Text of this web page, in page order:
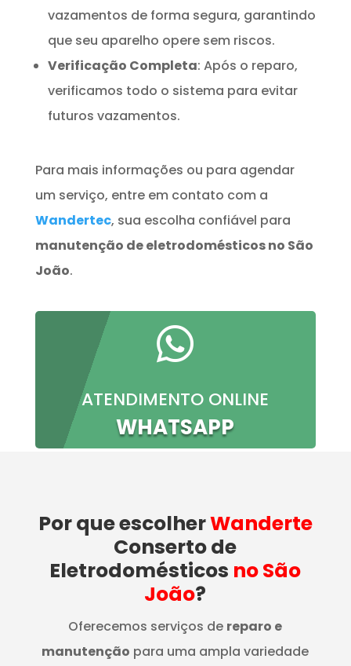
vazamentos de forma segura, garantindo
que seu aparelho opere sem riscos.
Verificação Completa: Após o reparo,
verificamos todo o sistema para evitar
futuros vazamentos.
Para mais informações ou para agendar
um serviço, entre em contato com a
Wandertec, sua escolha confiável para
manutenção de eletrodomésticos no São
João.

ATENDIMENTO ONLINE
WHATSAPP
Por que escolherWanderte
Conserto de
Eletrodomésticos no São
João?
Oferecemos serviços de reparo e
manutenção para uma ampla variedade